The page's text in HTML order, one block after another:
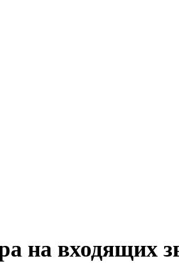
на входящих